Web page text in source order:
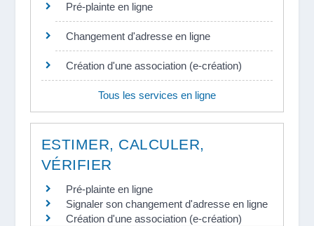
Pré-plainte en ligne
Changement d'adresse en ligne
Création d'une association (e-création)
Tous les services en ligne
ESTIMER, CALCULER,
VÉRIFIER
Pré-plainte en ligne
Signaler son changement d'adresse en ligne
Création d'une association (e-création)